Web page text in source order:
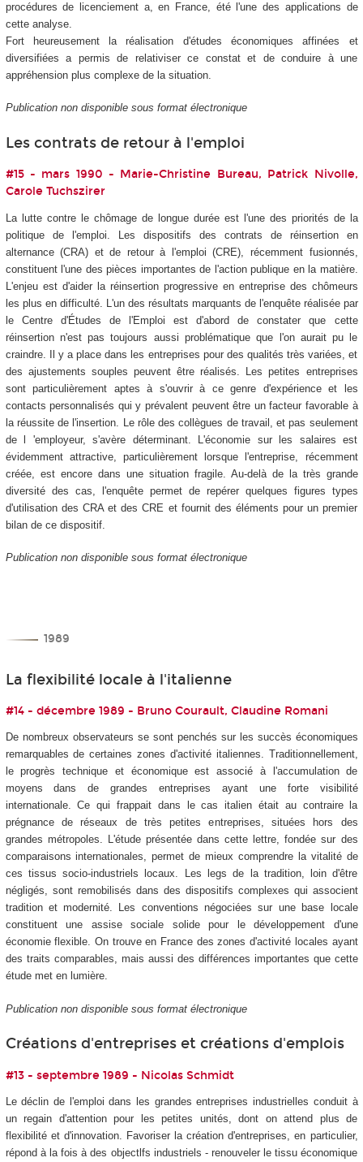
procédures de licenciement a, en France, été l'une des applications de
cette analyse.
Fort heureusement la réalisation d'études économiques affinées et
diversifiées a permis de relativiser ce constat et de conduire à une
appréhension plus complexe de la situation.
Publication non disponible sous format électronique
Les contrats de retour à l'emploi
#15 - mars 1990 - Marie-Christine Bureau, Patrick Nivolle,
Carole Tuchszirer
La lutte contre le chômage de longue durée est l'une des priorités de la
politique de l'emploi. Les dispositifs des contrats de réinsertion en
alternance (CRA) et de retour à l'emploi (CRE), récemment fusionnés,
constituent l'une des pièces importantes de l'action publique en la matière.
L'enjeu est d'aider la réinsertion progressive en entreprise des chômeurs
les plus en difficulté. L'un des résultats marquants de l'enquête réalisée par
le Centre d'Études de l'Emploi est d'abord de constater que cette
réinsertion n'est pas toujours aussi problématique que l'on aurait pu le
craindre. Il y a place dans les entreprises pour des qualités très variées, et
des ajustements souples peuvent être réalisés. Les petites entreprises
sont particulièrement aptes à s'ouvrir à ce genre d'expérience et les
contacts personnalisés qui y prévalent peuvent être un facteur favorable à
la réussite de l'insertion. Le rôle des collègues de travail, et pas seulement
de l 'employeur, s'avère déterminant. L'économie sur les salaires est
évidemment attractive, particulièrement lorsque l'entreprise, récemment
créée, est encore dans une situation fragile. Au-delà de la très grande
diversité des cas, l'enquête permet de repérer quelques figures types
d'utilisation des CRA et des CRE et fournit des éléments pour un premier
bilan de ce dispositif.
Publication non disponible sous format électronique
1989
La flexibilité locale à l'italienne
#14 - décembre 1989 - Bruno Courault, Claudine Romani
De nombreux observateurs se sont penchés sur les succès économiques
remarquables de certaines zones d'activité italiennes. Traditionnellement,
le progrès technique et économique est associé à l'accumulation de
moyens dans de grandes entreprises ayant une forte visibilité
internationale. Ce qui frappait dans le cas italien était au contraire la
prégnance de réseaux de très petites entreprises, situées hors des
grandes métropoles. L'étude présentée dans cette lettre, fondée sur des
comparaisons internationales, permet de mieux comprendre la vitalité de
ces tissus socio-industriels locaux. Les legs de la tradition, loin d'être
négligés, sont remobilisés dans des dispositifs complexes qui associent
tradition et modernité. Les conventions négociées sur une base locale
constituent une assise sociale solide pour le développement d'une
économie flexible. On trouve en France des zones d'activité locales ayant
des traits comparables, mais aussi des différences importantes que cette
étude met en lumière.
Publication non disponible sous format électronique
Créations d'entreprises et créations d'emplois
#13 - septembre 1989 - Nicolas Schmidt
Le déclin de l'emploi dans les grandes entreprises industrielles conduit à
un regain d'attention pour les petites unités, dont on attend plus de
flexibilité et d'innovation. Favoriser la création d'entreprises, en particulier,
répond à la fois à des objectlfs industriels - renouveler le tissu économique